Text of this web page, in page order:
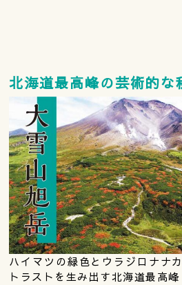
北海道最高峰の芸術的な
ハイマツの緑色とウラジロナナ
トラストを生み出す北海道最高峰